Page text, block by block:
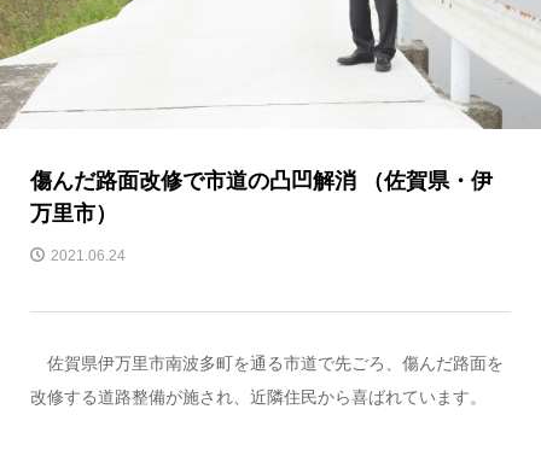
傷んだ路面改修で市道の凸凹解消 （佐賀県・伊
万里市）
2021.06.24
佐賀県伊万里市南波多町を通る市道で先ごろ、傷んだ路面を
改修する道路整備が施され、近隣住民から喜ばれています。